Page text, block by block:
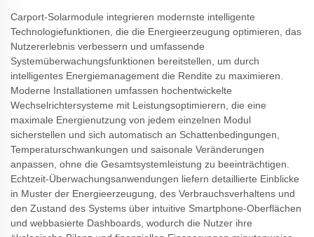
Carport-Solarmodule integrieren modernste intelligente
Technologiefunktionen, die die Energieerzeugung optimieren, das
Nutzererlebnis verbessern und umfassende
Systemüberwachungsfunktionen bereitstellen, um durch
intelligentes Energiemanagement die Rendite zu maximieren.
Moderne Installationen umfassen hochentwickelte
Wechselrichtersysteme mit Leistungsoptimierern, die eine
maximale Energienutzung von jedem einzelnen Modul
sicherstellen und sich automatisch an Schattenbedingungen,
Temperaturschwankungen und saisonale Veränderungen
anpassen, ohne die Gesamtsystemleistung zu beeinträchtigen.
Echtzeit-Überwachungsanwendungen liefern detaillierte Einblicke
in Muster der Energieerzeugung, des Verbrauchsverhaltens und
den Zustand des Systems über intuitive Smartphone-Oberflächen
und webbasierte Dashboards, wodurch die Nutzer ihre